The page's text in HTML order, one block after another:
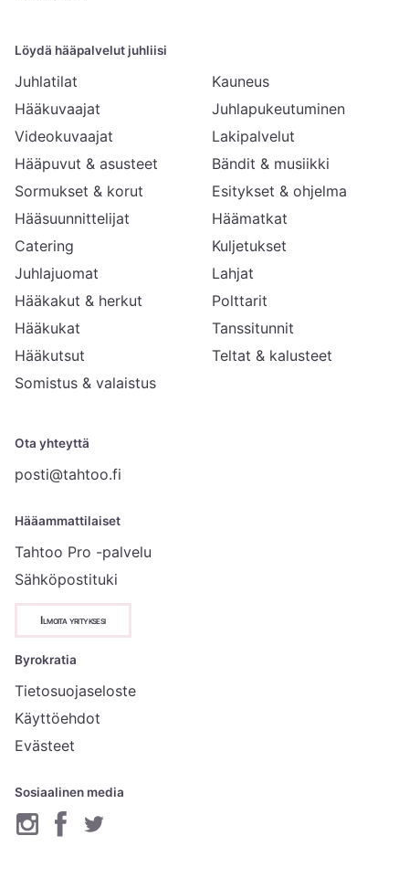
Ota yhteyttä
posti@tahtoo.fi
Hääammattilaiset
Tahtoo Pro -palvelu
Sähköpostituki
Ilmoita yrityksesi
Byrokratia
Tietosuojaseloste
Käyttöehdot
Evästeet
Sosiaalinen media
Löydä hääpalvelut juhliisi
Juhlatilat
Hääkuvaajat
Videokuvaajat
Hääpuvut & asusteet
Sormukset & korut
Hääsuunnittelijat
Catering
Juhlajuomat
Hääkakut & herkut
Hääkukat
Hääkutsut
Somistus & valaistus
Kauneus
Juhlapukeutuminen
Lakipalvelut
Bändit & musiikki
Esitykset & ohjelma
Häämatkat
Kuljetukset
Lahjat
Polttarit
Tanssitunnit
Teltat & kalusteet